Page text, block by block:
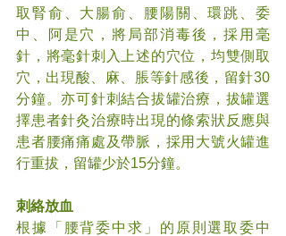
取腎俞、大腸俞、腰陽關、環跳、委
中、阿是穴，將局部消毒後，採用毫
針，將毫針刺入上述的穴位，均雙側取
穴，出現酸、麻、脹等針感後，留針30
分鐘。亦可針刺結合拔罐治療，拔罐選
擇患者針灸治療時出現的條索狀反應與
患者腰痛痛處及帶脈，採用大號火罐進
行重拔，留罐少於15分鐘。
刺絡放血
根據「腰背委中求」的原則選取委中